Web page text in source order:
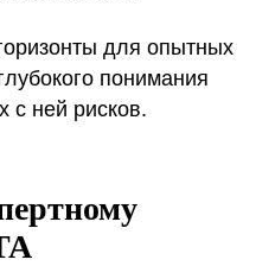
для опытных
понимания
с ней рисков.